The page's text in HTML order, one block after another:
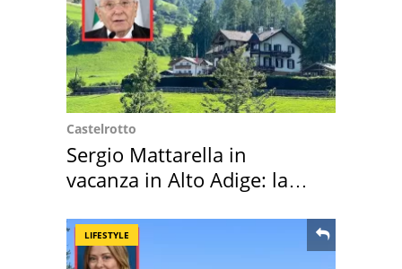
Castelrotto
Sergio Mattarella in
vacanza in Alto Adige: la
LIFESTYLE